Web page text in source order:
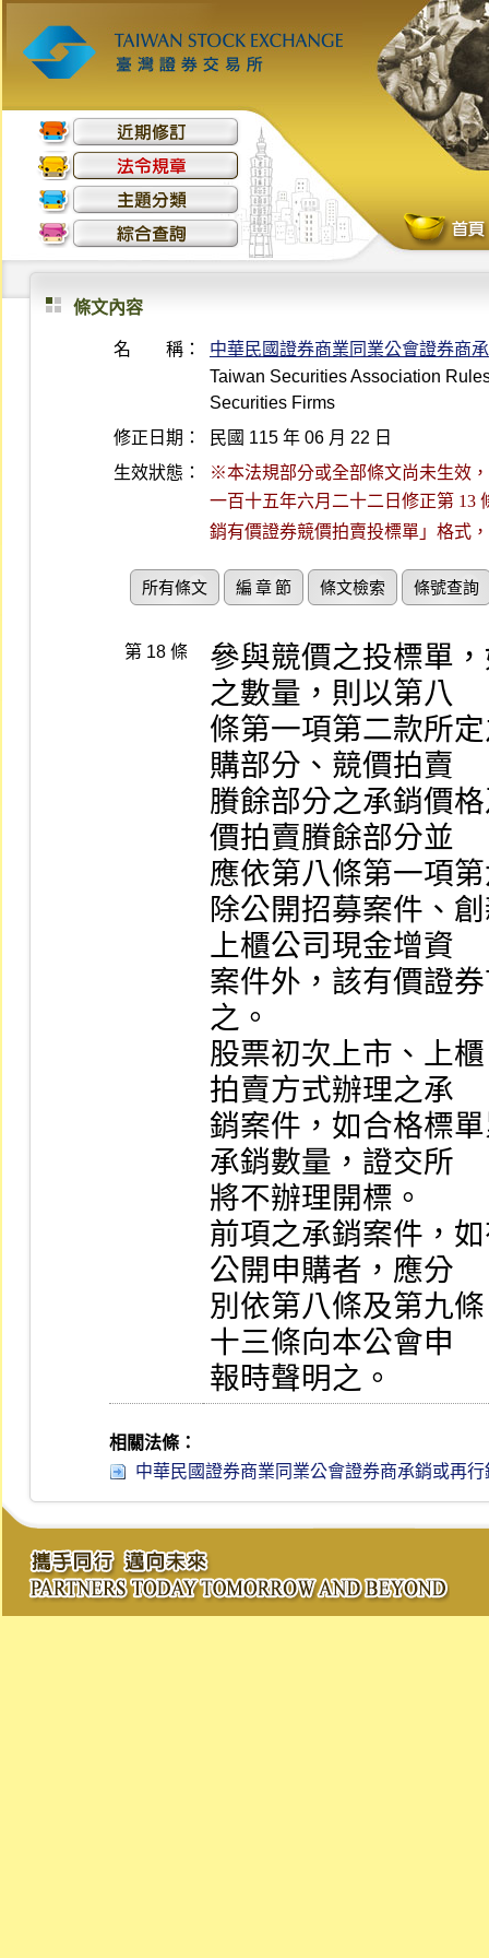
條文內容
名 稱：
中華民國證券商業同業公會證券商
Taiwan Securities Association
Securities Firms
修正日期：
民國 115 年 06 月 22 日
生效狀態：
※本法規部分或全部條文尚未生效
一百十五年六月二十二日修正第 13
銷有價證券競價拍賣投標單」格式
所有條文 編 章 節 條文檢索 條號查詢
第 18 條
參與競價之投標單
之數量，則以第八
條第一項第二款所
購部分、競價拍賣
賸餘部分之承銷價
價拍賣賸餘部分並
應依第八條第一項
除公開招募案件、
上櫃公司現金增資
案件外，該有價證
之。
股票初次上市、上
拍賣方式辦理之承
銷案件，如合格標
承銷數量，證交所
將不辦理開標。
前項之承銷案件，
公開申購者，應分
別依第八條及第九
十三條向本公會申
報時聲明之。
相關法條：
中華民國證券商業同業公會證券商承銷或再